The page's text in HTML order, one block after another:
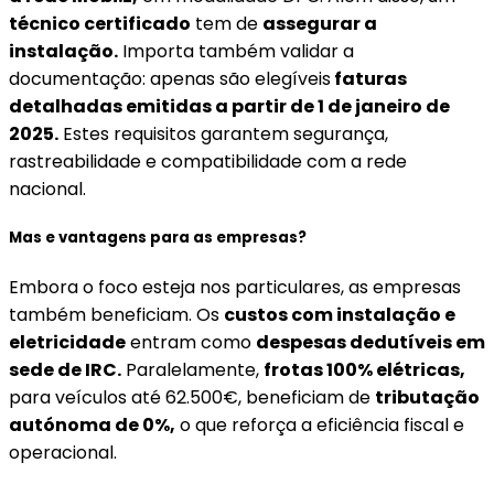
técnico certificado tem de assegurar a
instalação. Importa também validar a
documentação: apenas são elegíveisfaturas
detalhadas emitidas a partir de 1 de janeiro de
2025. Estes requisitos garantem segurança,
rastreabilidade e compatibilidade com a rede
nacional.
Mas e vantagens para as empresas?
Embora o foco esteja nos particulares, as empresas
também beneficiam. Os custos com instalação e
eletricidadeentram como despesas dedutíveis em
sede de IRC. Paralelamente, frotas 100% elétricas,
para veículos até 62.500€, beneficiam de tributação
autónoma de 0%, o que reforça a eficiência fiscal e
operacional.